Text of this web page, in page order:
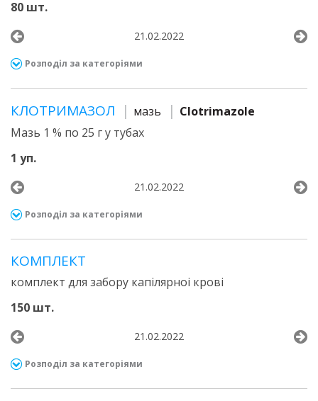
80 шт.
21.02.2022
Розподіл за категоріями
КЛОТРИМАЗОЛ мазь
Clotrimazole
Мазь 1 % по 25 г у тубах
1 уп.
21.02.2022
Розподіл за категоріями
КОМПЛЕКТ
комплект для забору капілярноі крові
150 шт.
21.02.2022
Розподіл за категоріями